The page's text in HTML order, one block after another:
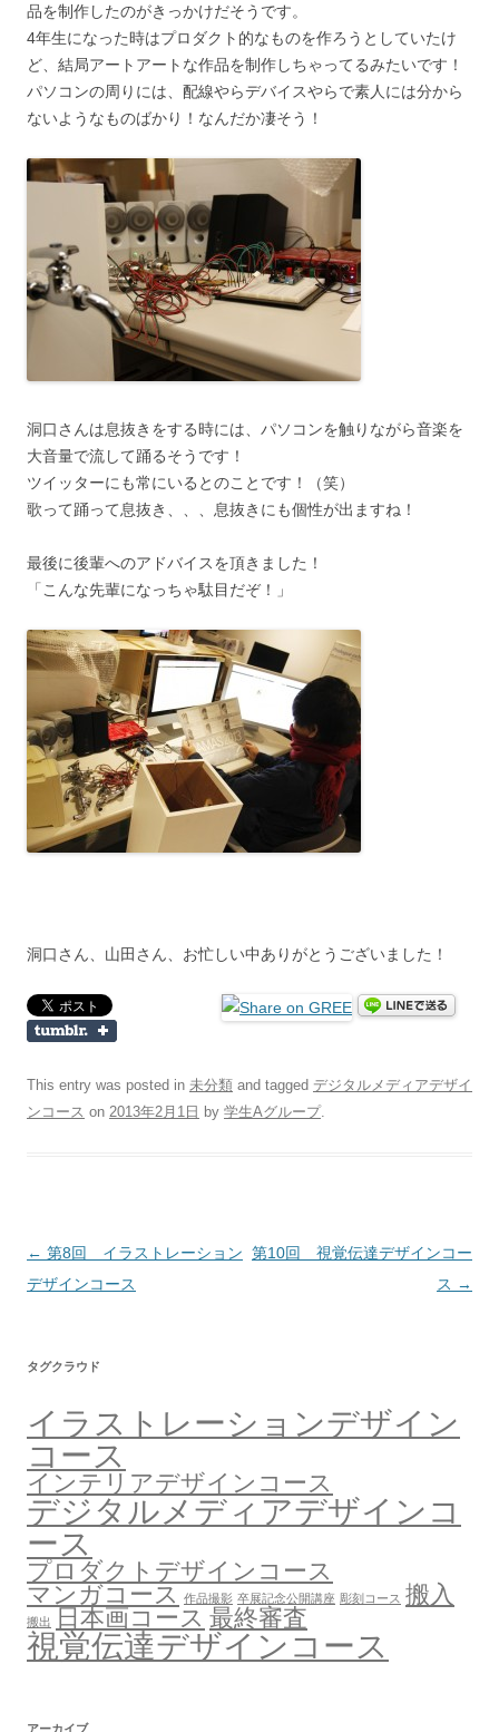
品を制作したのがきっかけだそうです。
4年生になった時はプロダクト的なものを作ろうとしていたけ
ど、結局アートアートな作品を制作しちゃってるみたいです！
パソコンの周りには、配線やらデバイスやらで素人には分から
ないようなものばかり！なんだか凄そう！
洞口さんは息抜きをする時には、パソコンを触りながら音楽を
大音量で流して踊るそうです！
ツイッターにも常にいるとのことです！（笑）
歌って踊って息抜き、、、息抜きにも個性が出ますね！
最後に後輩へのアドバイスを頂きました！
「こんな先輩になっちゃ駄目だぞ！」
洞口さん、山田さん、お忙しい中ありがとうございました！
This entry was posted in 未分類 and tagged デジタルメディアデザイ
ンコース on 2013年2月1日 by 学生Aグループ.
Post
navigation
← 第8回 イラストレーション
デザインコース
第10回 視覚伝達デザインコー
ス →
タグクラウド
イラストレーションデザイン
コース
インテリアデザインコース
デジタルメディアデザインコ
ース
プロダクトデザインコース
マンガコース
作品撮影 卒展記念公開講座 彫刻コース 搬入
搬出 日本画コース 最終審査
視覚伝達デザインコース
アーカイブ